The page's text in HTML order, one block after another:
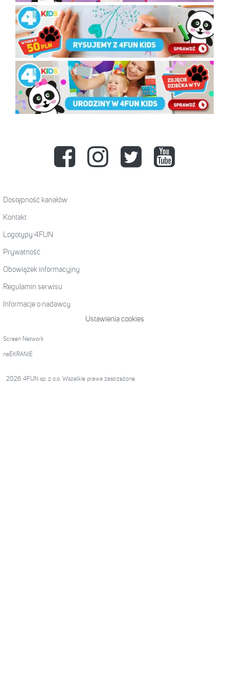
Dostępność kanałów
Kontakt
Logotypy 4FUN
Prywatność
Obowiązek informacyjny
Regulamin serwisu
Informacje o nadawcy
Ustawienia cookies
Screen Network
naEKRANIE
2026 4FUN sp. z o.o. Wszelkie prawa zastrzeżone.